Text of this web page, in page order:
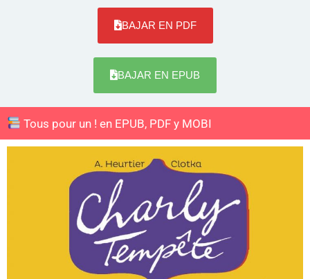
BAJAR EN PDF
BAJAR EN EPUB
Tous pour un ! en EPUB, PDF y MOBI